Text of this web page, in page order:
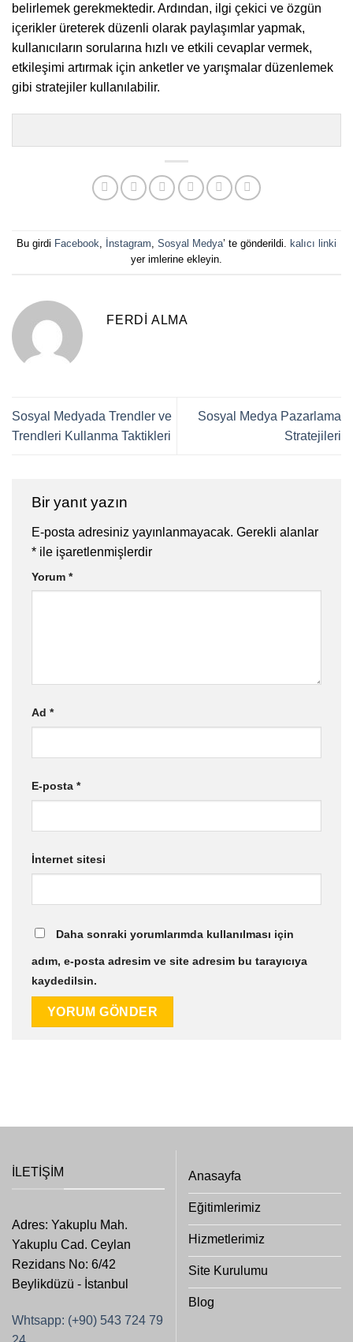
belirlemek gerekmektedir. Ardından, ilgi çekici ve özgün
içerikler üreterek düzenli olarak paylaşımlar yapmak,
kullanıcıların sorularına hızlı ve etkili cevaplar vermek,
etkileşimi artırmak için anketler ve yarışmalar düzenlemek
gibi stratejiler kullanılabilir.
Bu girdi Facebook, İnstagram, Sosyal Medya’ te gönderildi. kalıcı linki
yer imlerine ekleyin.
FERDI ALMA
Sosyal Medyada Trendler ve
Trendleri Kullanma Taktikleri
Sosyal Medya Pazarlama
Stratejileri
Bir yanıt yazın
E-posta adresiniz yayınlanmayacak. Gerekli alanlar
* ile işaretlenmişlerdir
Yorum *
Ad *
E-posta *
İnternet sitesi
Daha sonraki yorumlarımda kullanılması için
adım, e-posta adresim ve site adresim bu tarayıcıya
kaydedilsin.
İLETIŞIM
Adres: Yakuplu Mah.
Yakuplu Cad. Ceylan
Rezidans No: 6/42
Beylikdüzü - İstanbul
Whtsapp: (+90) 543 724 79
Anasayfa
Eğitimlerimiz
Hizmetlerimiz
Site Kurulumu
Blog